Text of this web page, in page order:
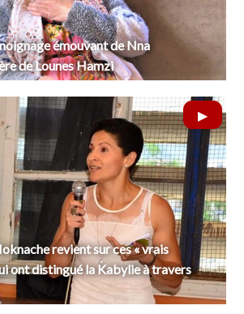
émouvant de Nna
de Lounes Hamzi
revient sur ces « vrais
ont distingué la Kabylie à travers